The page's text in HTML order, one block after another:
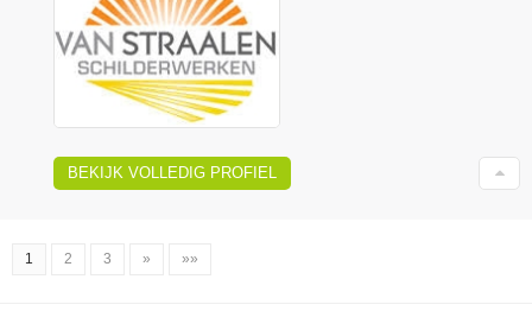
BEKIJK VOLLEDIG PROFIEL
1 2 3 » »»